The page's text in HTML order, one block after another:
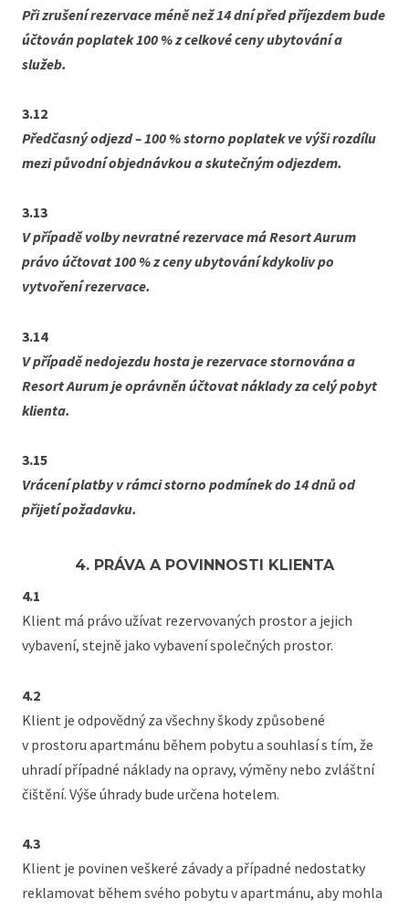
Při zrušení rezervace méně než 14 dní před příjezdem bude
účtován poplatek 100 % z celkové ceny ubytování a
služeb.
3.12
Předčasný odjezd – 100 % storno poplatek ve výši rozdílu
mezi původní objednávkou a skutečným odjezdem.
3.13
V případě volby nevratné rezervace má Resort Aurum
právo účtovat 100 % z ceny ubytování kdykoliv po
vytvoření rezervace.
3.14
V případě nedojezdu hosta je rezervace stornována a
Resort Aurum je oprávněn účtovat náklady za celý pobyt
klienta.
3.15
Vrácení platby v rámci storno podmínek do 14 dnů od
přijetí požadavku.
4. PRÁVA A POVINNOSTI KLIENTA
4.1
Klient má právo užívat rezervovaných prostor a jejich
vybavení, stejně jako vybavení společných prostor.
4.2
Klient je odpovědný za všechny škody způsobené
v prostoru apartmánu během pobytu a souhlasí s tím, že
uhradí případné náklady na opravy, výměny nebo zvláštní
čištění. Výše úhrady bude určena hotelem.
4.3
Klient je povinen veškeré závady a případné nedostatky
reklamovat během svého pobytu v apartmánu, aby mohla